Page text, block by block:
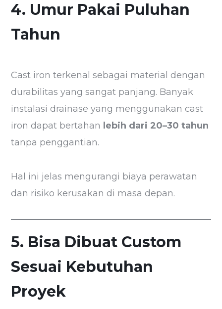
4. Umur Pakai Puluhan
Tahun
Cast iron terkenal sebagai material dengan
durabilitas yang sangat panjang. Banyak
instalasi drainase yang menggunakan cast
iron dapat bertahan lebih dari 20–30 tahun
tanpa penggantian.
Hal ini jelas mengurangi biaya perawatan
dan risiko kerusakan di masa depan.
5. Bisa Dibuat Custom
Sesuai Kebutuhan
Proyek